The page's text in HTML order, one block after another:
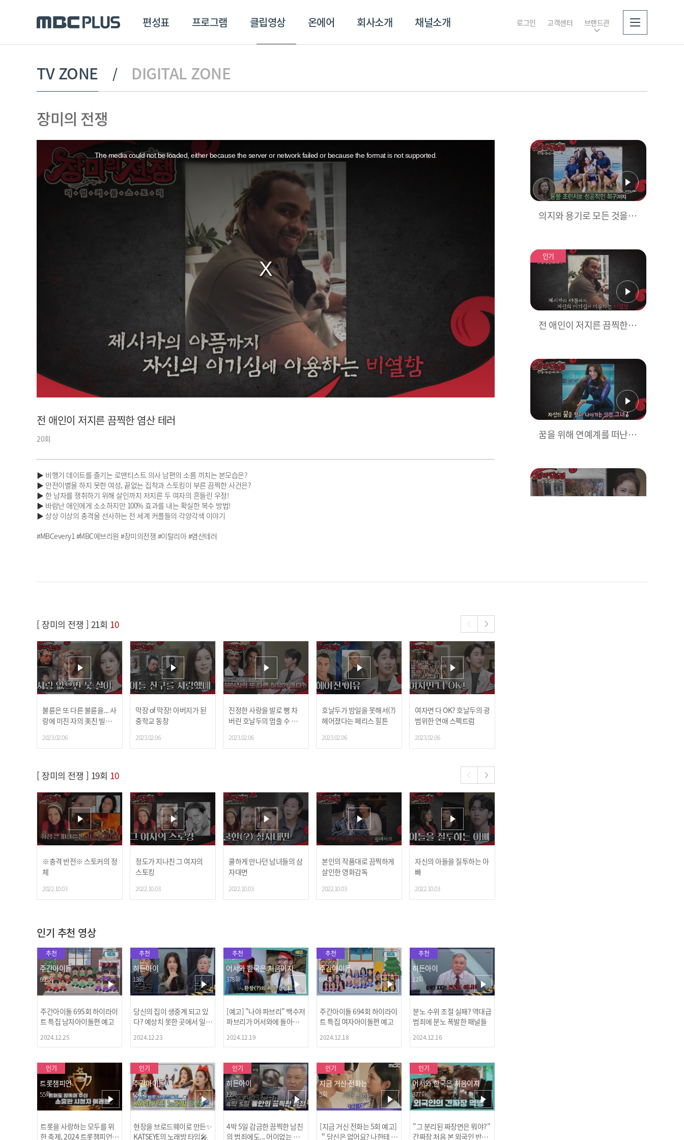
편성표 프로그램 클립영상 온에어 회사소개 채널소개 로그인 고객센터 브랜드관
편성표
MBC 스포츠+
MBC 드라마넷
MBC 온
MBC 엠
MBC 디지털
프로그램 클립영상
ALL THE K-POP 스포츠플러스
셀럽챔프
TV ZONE
DIGITAL ZONE
장미의 전쟁
window.
The media could not be loaded, either because the server or network failed or because the format is not supported.
전 애인이 저지른 끔찍한 염산 테러
20회
▶ 비행기 데이트를 즐기는 로맨티스트 의사 남편의 소름 끼치는 본모습은?
▶ 안전이별을 하지 못한 여성, 끝없는 집착과 스토킹이 부른 끔찍한 사건은?
▶ 한 남자를 쟁취하기 위해 살인까지 저지른 두 여자의 흔들린 우정!
▶ 바람난 애인에게 소소하지만 100% 효과를 내는 확실한 복수 방법!
▶ 상상 이상의 충격을 선사하는 전 세계 커플들의 각양각색 이야기
#MBCevery1 #MBC에브리원 #장미의전쟁 #이탈리아 #염산테러
의지와 용기로 모든 것을 이
인기
전 애인이 저지른 끔찍한 염
꿈을 위해 연예계를 떠난 여
[ 장미의 전쟁 ] 21회 10
불륜은 또 다른 불륜을... 사
랑에 미친 자의 美친 빌드
2023.02.06
막장 of 막장! 아버지가 된
중학교 동창
2023.02.06
진정한 사랑을 발로 뻥 차
버린 호날두의 멈출 수 없
2023.02.06
호날두가 밤일을 못해서(?)
헤어졌다는 페리스 힐튼
2023.02.06
여자면 다 OK? 호날두의 광
범위한 연애 스펙트럼
2023.02.06
[ 장미의 전쟁 ] 19회 10
※충격 반전※ 스토커의 정
체
2022.10.03
정도가 지나친 그 여자의
스토킹
2022.10.03
쿨하게 만나던 남녀들의 삼
자대면
2022.10.03
본인의 작품대로 끔찍하게
살인한 영화감독
2022.10.03
자신의 아들을 질투하는 아
빠
2022.10.03
인기 추천 영상
주간아이돌
695회
추천
주간아이돌 695회 하이라이
트 특집 남자아이돌편 예고
2024.12.25
히든아이
13회
추천
당신의 집이 생중계 되고 있
다? 예상치 못한 곳에서 일어
2024.12.23
어서와 한국은 처음이지
378회
추천
[예고] "나야 파브리" 백수저
파브리가 어서와에 돌아왔
케미 식재료투어!
2024.12.19
주간아이돌
694회
추천
주간아이돌 694회 하이라이
트 특집 여자아이돌편 예고
2024.12.18
히든아이
12회
추천
분노 수위 조절 실패? 역대급
범죄에 분노 폭발한 패널들
2024.12.16
트롯챔피언
55회
인기
트롯을 사랑하는 모두를 위
한 축제, 2024 트롯챔피언
주간아이돌
694회
인기
현장을 브로드웨이로 만든✨
KATSEYE의 노래방 타임🎤
히든아이
12회
인기
4박 5일 감금한 끔찍한 남친
의 범죄에도... 어이없는 처
지금 거신 전화는
5회
인기
[지금 거신 전화는 5회 예고]
＂당신은 없어요? 나한테 감
어서와 한국은 처음이지
377회
인기
"그 분리된 짜장면은 뭐야?"
간짜장 처음 본 외국인 반응
[MBC플러스] 외부감사인 선임 공고